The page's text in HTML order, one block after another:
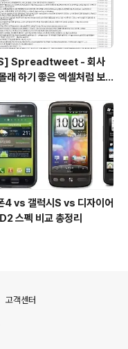
Spreadtweet - 회사
래 하기 좋은 엑셀처럼 보
4 vs 갤럭시S vs 디자이어
스펙 비교 총정리
고객센터